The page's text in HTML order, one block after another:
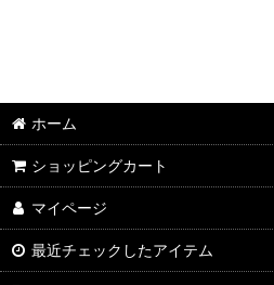
ホーム
ショッピングカート
マイページ
最近チェックしたアイテム